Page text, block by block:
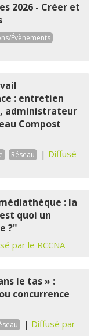
2026 - Créer et
Évènements
: entretien
administrateur
Compost
Réseau | Diffusé
: la
quoi un
?"
par le RCCNA
le tas » :
concurrence
| Diffusé par